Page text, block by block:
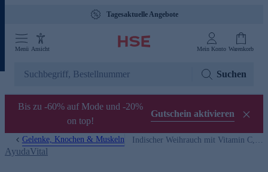
Tagesaktuelle Angebote
Menü Ansicht Mein Konto Warenkorb
Suchen
Bis zu -60% auf Mode und -20%
on top!
Gutschein aktivieren
Gelenke, Knochen & Muskeln
AyudaVital